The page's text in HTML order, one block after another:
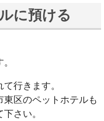
に預ける
行きます。
区のペットホテルも
さい。